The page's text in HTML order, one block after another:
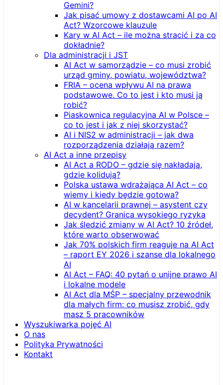
Gemini?
Jak pisać umowy z dostawcami AI po AI
Act? Wzorcowe klauzule
Kary w AI Act – ile można stracić i za co
dokładnie?
Dla administracji i JST
AI Act w samorządzie – co musi zrobić
urząd gminy, powiatu, województwa?
FRIA – ocena wpływu AI na prawa
podstawowe. Co to jest i kto musi ją
robić?
Piaskownica regulacyjna AI w Polsce –
co to jest i jak z niej skorzystać?
AI i NIS2 w administracji – jak dwa
rozporządzenia działają razem?
AI Act a inne przepisy
AI Act a RODO – gdzie się nakładają,
gdzie kolidują?
Polska ustawa wdrażająca AI Act – co
wiemy i kiedy będzie gotowa?
AI w kancelarii prawnej – asystent czy
decydent? Granica wysokiego ryzyka
Jak śledzić zmiany w AI Act? 10 źródeł,
które warto obserwować
Jak 70% polskich firm reaguje na AI Act
– raport EY 2026 i szanse dla lokalnego
AI
AI Act – FAQ: 40 pytań o unijne prawo AI
i lokalne modele
AI Act dla MŚP – specjalny przewodnik
dla małych firm: co musisz zrobić, gdy
masz 5 pracowników
Wyszukiwarka pojęć AI
O nas
Polityka Prywatności
Kontakt